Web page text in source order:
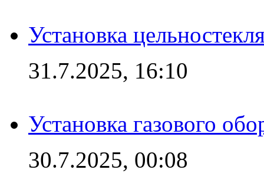
Установка
31.7.2025, 16:10
Установка газового
30.7.2025, 00:08